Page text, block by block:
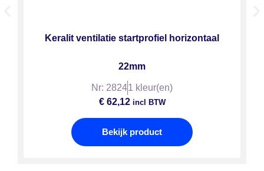
Keralit ventilatie startprofiel horizontaal
22mm
Nr: 28241 kleur(en)
€62,12incl BTW
Bekijk product